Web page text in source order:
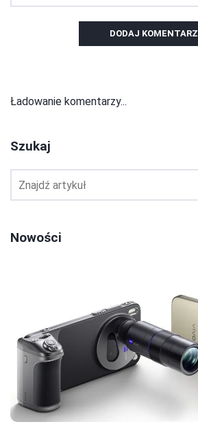
DODAJ KOMENTARZ
Ładowanie komentarzy...
Szukaj
Nowości